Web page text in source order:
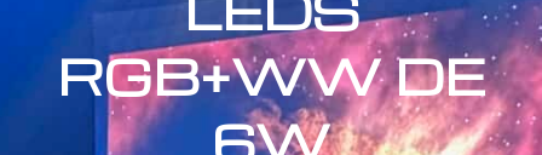
RGB+WW DE
6W